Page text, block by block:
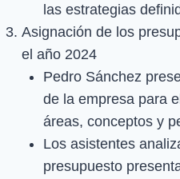
las estrategias
Asignación de los
el año 2024
Pedro Sánchez
de la empresa para
áreas, conceptos y
Los asistentes
presupuesto